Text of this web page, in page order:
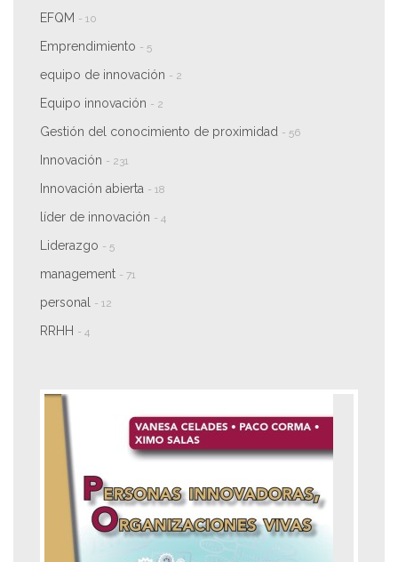
EFQM - 10
Emprendimiento - 5
equipo de innovación - 2
Equipo innovación - 2
Gestión del conocimiento de proximidad - 56
Innovación - 231
Innovación abierta - 18
líder de innovación - 4
Liderazgo - 5
management - 71
personal - 12
RRHH - 4